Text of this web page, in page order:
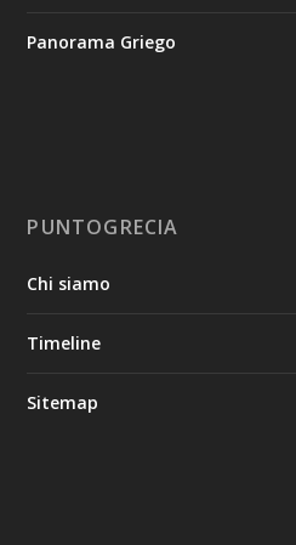
Panorama Griego
PUNTOGRECIA
Chi siamo
Timeline
Sitemap